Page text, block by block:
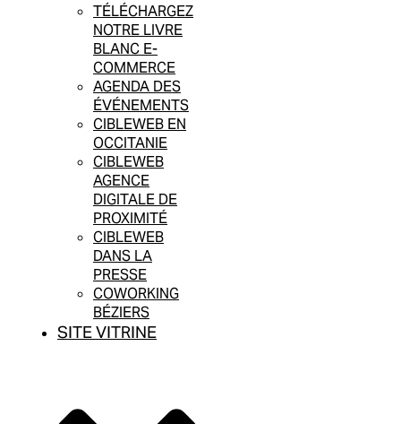
TÉLÉCHARGEZ
NOTRE LIVRE
BLANC E-
COMMERCE
AGENDA DES
ÉVÉNEMENTS
CIBLEWEB EN
OCCITANIE
CIBLEWEB
AGENCE
DIGITALE DE
PROXIMITÉ
CIBLEWEB
DANS LA
PRESSE
COWORKING
BÉZIERS
SITE VITRINE